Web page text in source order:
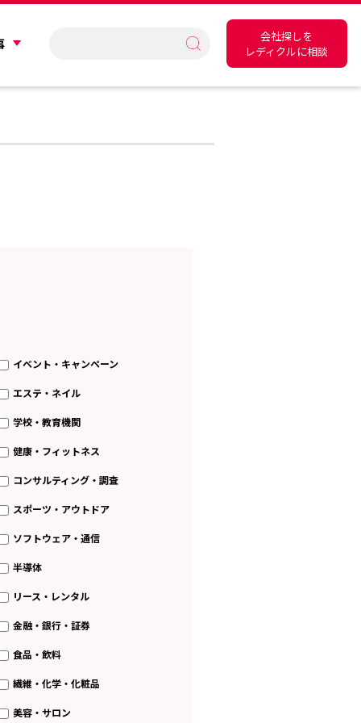
会社探しを
レディクルに相談
イベント・キャンペーン
エステ・ネイル
学校・教育機関
健康・フィットネス
コンサルティング・調査
スポーツ・アウトドア
ソフトウェア・通信
半導体
リース・レンタル
金融・銀行・証券
食品・飲料
繊維・化学・化粧品
美容・サロン